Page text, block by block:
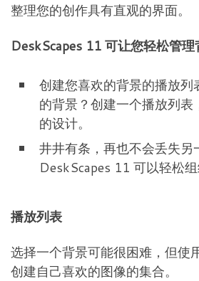
整理您的创作具有直观的界面。
DeskScapes 11 可让您轻松管理
创建您喜欢的背景的播放列
的背景？创建一个播放列表
的设计。
井井有条，再也不会丢失另
DeskScapes 11 可以轻松组
播放列表
选择一个背景可能很困难，但使
创建自己喜欢的图像的集合。